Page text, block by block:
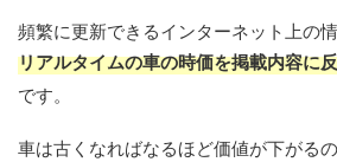
頻繁に更新できるインターネット上の情
リアルタイムの車の時価を掲載内容に
です。
車は古くなればなるほど価値が下がる